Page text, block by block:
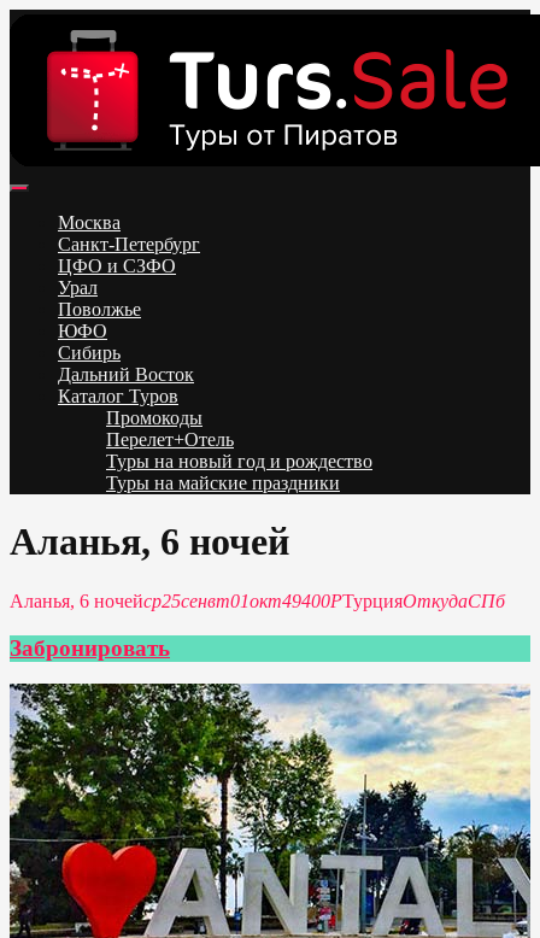
content
Низкие цены на путевки 3-7-10 ночей все включено, отдых на
море. Распродажа экскурсионных и горнолыжных туров.
Обновление каждый день. Официальный сайт Тур Сейл
Москва
Санкт-Петербург
ЦФО и СЗФО
Урал
Поволжье
ЮФО
Сибирь
Дальний Восток
Каталог Туров
Промокоды
Перелет+Отель
Туры на новый год и рождество
Туры на майские праздники
Аланья, 6 ночей
Аланья, 6 ночейср25сенвт01окт49400РТурцияОткудаСПб
Забронировать